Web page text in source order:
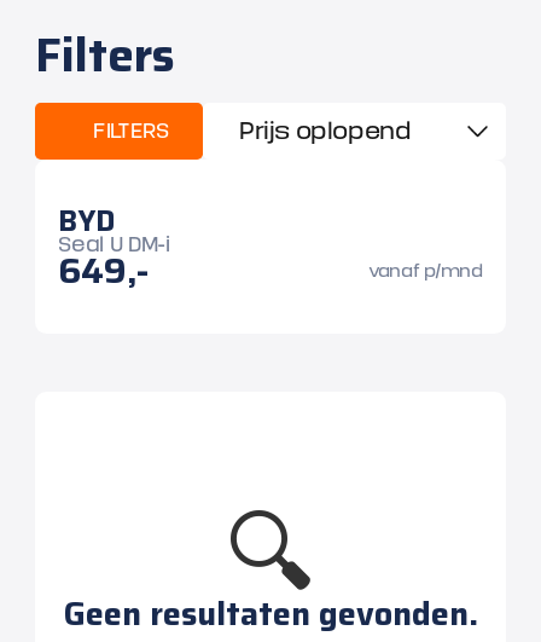
Filters
FILTERS
BYD
Seal U DM-i
649,- vanaf p/mnd
🔍
Geen resultaten gevonden.